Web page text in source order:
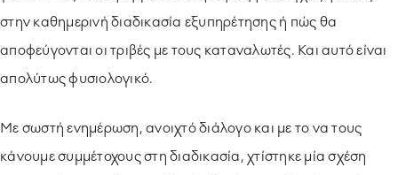
στην καθημερινή διαδικασία εξυπηρέτησης ή πώς θα
αποφεύγονται οι τριβές με τους καταναλωτές. Και αυτό είναι
απολύτως φυσιολογικό.
Με σωστή ενημέρωση, ανοιχτό διάλογο και με το να τους
κάνουμε συμμέτοχους στη διαδικασία, χτίστηκε μία σχέση